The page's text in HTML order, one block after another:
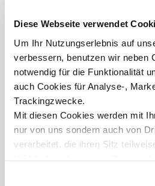
Diese Webseite verwendet
Um Ihr Nutzungserlebnis auf
verbessern, benutzen wir neben
notwendig für die Funktionalität
auch Cookies für Analyse-,
Trackingzwecke.
Mit diesen Cookies werden mit
nur von uns sondern auch von
verarbeitet, die ihren Sitz
presse@mci.edu